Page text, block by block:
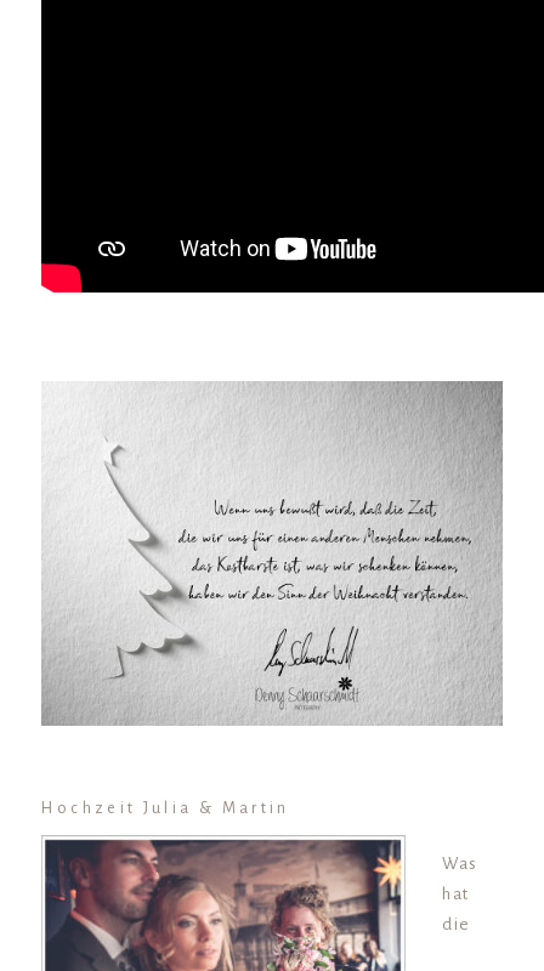
Hochzeit Julia & Martin
Was
hat
die